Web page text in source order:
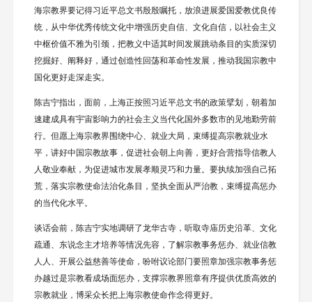
海宗教界要记得习近平总文书殷殷嘱托，放浪进展爱国爱教优良传
统，从中华优秀传统文化中增强历史自信、文化自信，以社会主义
中枢价值不雅为引颈，把教义中适其时间发展跳动条目的实质深切
挖掘好、阐释好，通过创造性回荡和革命性发展，推动我国宗教中
国化更好走深走实。
陈吉宁指出，面前，上海正按照习近平总文书的政策擘划，朝着加
速建成具有宇宙影响力的社会主义当代化国外多数市的见地勤劳前
行。但愿上海宗教界围绕中心、就业大局，束缚提高宗教就业水
平，讲好中国宗教故事，促进社会朝上向善，更好合营指导信教人
人敬业奉献，为促进城市发展孝顺灵巧和力量。要执续加强自己拓
荒，落实宗教使命法治化条目，坚执全面从严治教，束缚提高惩办
的当代化水平。
谈话会前，陈吉宁实地调研了龙华古寺，听取寺庙历史沿革、文化
疏通、东说念主才培养等情况先容，了解宗教事务惩办、就业信教
人人、开展公益慈善等使命，吩咐议论部门要照章加强宗教事务惩
办越过是宗教看成场面惩办，支撑宗教界照章有序提供优质高效的
宗教就业，博采众长把上海宗教使命作念得更好。